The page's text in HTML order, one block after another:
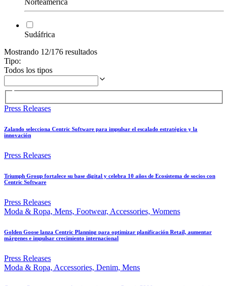
Sudáfrica
Mostrando 12/176 resultados
Tipo:
Todos los tipos
Press Releases
Zalando selecciona Centric Software para impulsar el escalado estratégico y la
innovación
Press Releases
Triumph Group fortalece su base digital y celebra 10 años de Ecosistema de socios con
Centric Software
Press Releases
Moda & Ropa, Mens, Footwear, Accessories, Womens
Golden Goose lanza Centric Planning para optimizar planificación Retail, aumentar
márgenes e impulsar crecimiento internacional
Press Releases
Moda & Ropa, Accessories, Denim, Mens